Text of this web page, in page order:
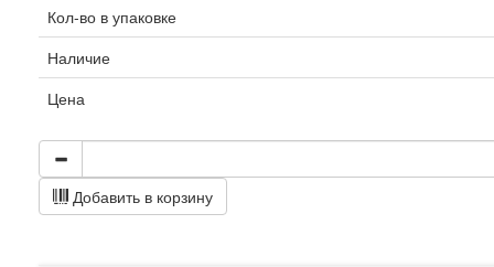
Кол-во в упаковке
Наличие
Цена
Добавить в корзину